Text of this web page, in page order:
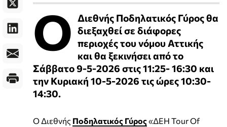
Ο Διεθνής Ποδηλατικός Γύρος θα
διεξαχθεί σε διάφορες
περιοχές του νόμου Αττικής
και θα ξεκινήσει από το
Σάββατο 9-5-2026 στις 11:25- 16:30 και
την Κυριακή 10-5-2026 τις ώρες 10:30-
14:30.
Ο Διεθνής Ποδηλατικός Γύρος«ΔΕΗ Tour Of